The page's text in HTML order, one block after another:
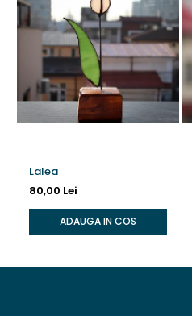
Lalea
80,00 Lei
ADAUGA IN COS